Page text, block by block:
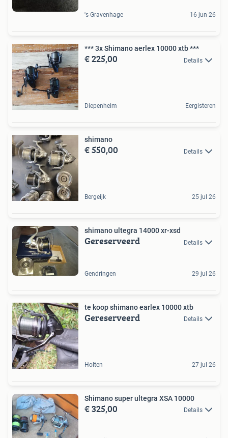
's-Gravenhage 16 jun 26
*** 3x Shimano aerlex 10000 xtb ***
€ 225,00 Details
Diepenheim Eergisteren
shimano
€ 550,00 Details
Bergeijk 25 jul 26
shimano ultegra 14000 xr-xsd
Gereserveerd Details
Gendringen 29 jul 26
te koop shimano earlex 10000 xtb
Gereserveerd Details
Holten 27 jul 26
Shimano super ultegra XSA 10000
€ 325,00 Details